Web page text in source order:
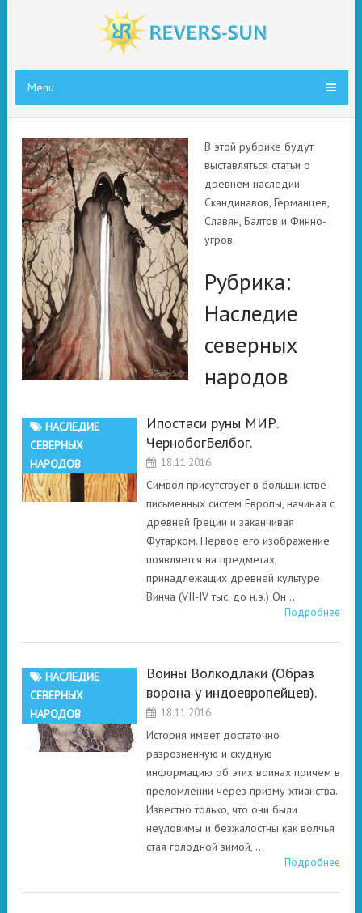
Menu
В этой рубрике будут
выставляться статьи о
древнем наследии
Скандинавов, Германцев,
Славян, Балтов и Финно-
угров.
Рубрика:
Наследие
северных
народов
НАСЛЕДИЕ
СЕВЕРНЫХ
НАРОДОВ
Ипостаси руны МИР.
ЧернобогБелбог.
18.11.2016
Символ присутствует в большинстве
письменных систем Европы, начиная с
древней Греции и заканчивая
Футарком. Первое его изображение
появляется на предметах,
принадлежащих древней культуре
Винча (VII-IV тыс. до н.э.) Он …
Подробнее
НАСЛЕДИЕ
СЕВЕРНЫХ
НАРОДОВ
Воины Волкодлаки (Образ
ворона у индоевропейцев).
18.11.2016
История имеет достаточно
разрозненную и скудную
информацию об этих воинах причем в
преломлении через призму хтианства.
Известно только, что они были
неуловимы и безжалостны как волчья
стая голодной зимой, …
Подробнее